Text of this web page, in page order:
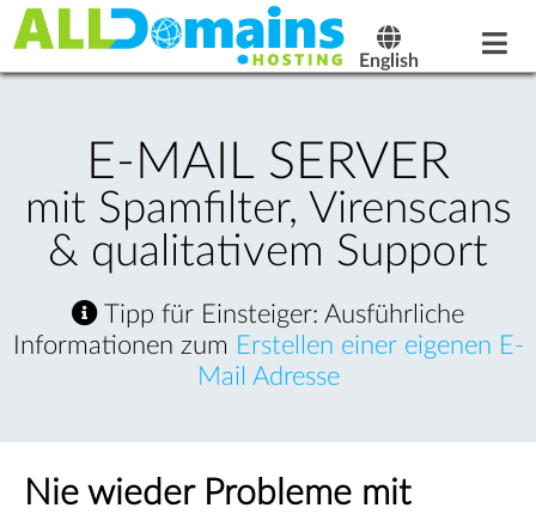
English
E-MAIL SERVER
mit Spamfilter, Virenscans
& qualitativem Support
Tipp für Einsteiger: Ausführliche
Informationen zum Erstellen einer eigenen E-
Mail Adresse
Nie wieder Probleme mit